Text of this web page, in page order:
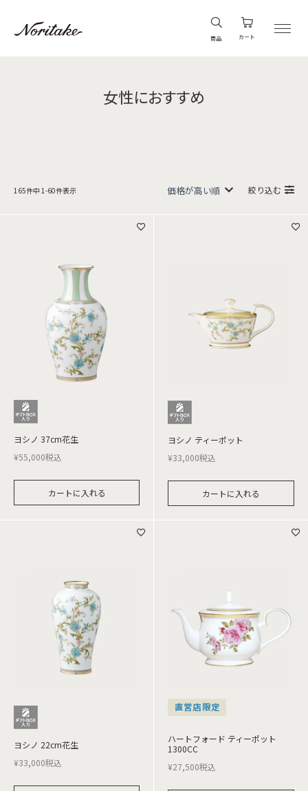
商品 カート
女性におすすめ
165件中 1 -60件表示 絞り込む
ヨシノ 37cm花生
¥55,000税込
カートに入れる
ヨシノ ティーポット
¥33,000税込
カートに入れる
ヨシノ 22cm花生
¥33,000税込
直営店限定
ハートフォード ティーポット
1300CC
¥27,500税込